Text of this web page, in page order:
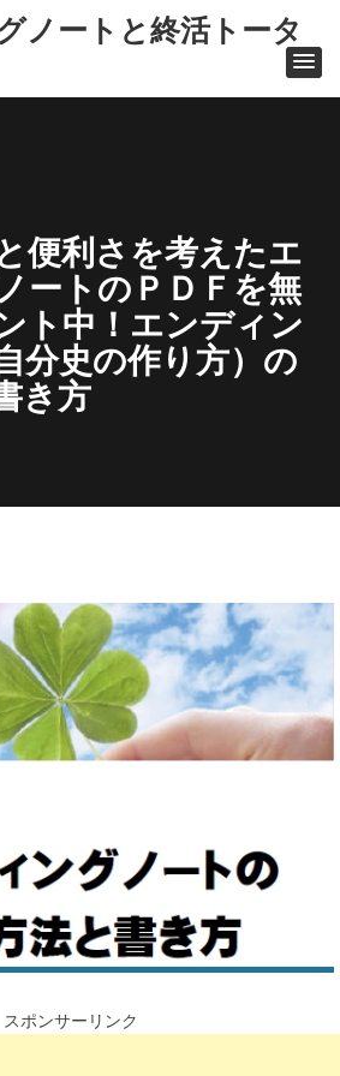
ノートと終活トータ
便利さを考えたエ
ートのＰＤＦを無
ト中！エンディン
分史の作り方）の
き方
スポンサーリンク